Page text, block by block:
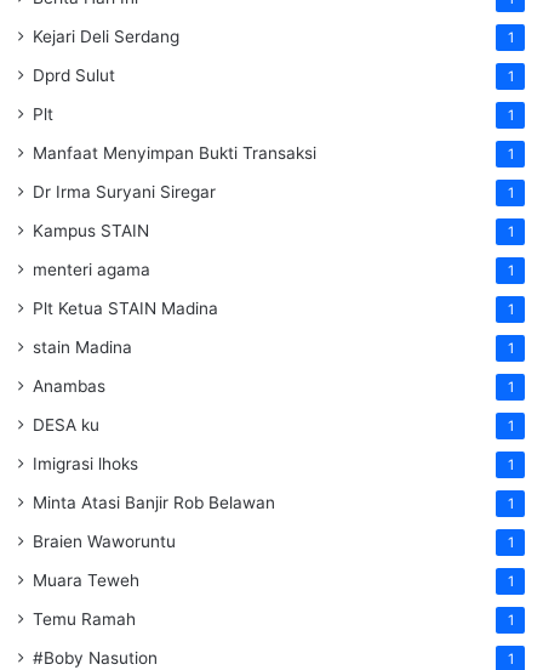
Kejari Deli Serdang 1
Dprd Sulut 1
Plt 1
Manfaat Menyimpan Bukti Transaksi 1
Dr Irma Suryani Siregar 1
Kampus STAIN 1
menteri agama 1
Plt Ketua STAIN Madina 1
stain Madina 1
Anambas 1
DESA ku 1
Imigrasi lhoks 1
Minta Atasi Banjir Rob Belawan 1
Braien Waworuntu 1
Muara Teweh 1
Temu Ramah 1
#Boby Nasution 1